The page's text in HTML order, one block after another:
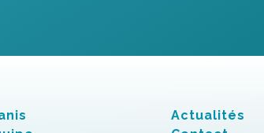
Actualités